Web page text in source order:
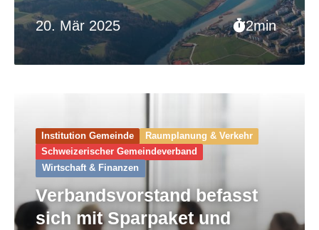
20. Mär 2025 2min
Institution Gemeinde
Raumplanung & Verkehr
Schweizerischer Gemeinde­verband
Wirtschaft & Finanzen
Verbandsvorstand befasst
sich mit Sparpaket und